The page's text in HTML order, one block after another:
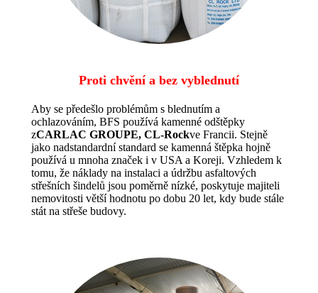
Proti chvění a bez vyblednutí
Aby se předešlo problémům s blednutím a
ochlazováním, BFS používá kamenné odštěpky
zCARLAC GROUPE, CL-Rockve Francii. Stejně
jako nadstandardní standard se kamenná štěpka hojně
používá u mnoha značek i v USA a Koreji. Vzhledem k
tomu, že náklady na instalaci a údržbu asfaltových
střešních šindelů jsou poměrně nízké, poskytuje majiteli
nemovitosti větší hodnotu po dobu 20 let, kdy bude stále
stát na střeše budovy.